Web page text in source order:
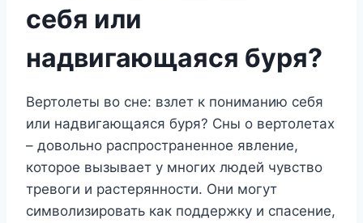
себя или
надвигающаяся буря?
Вертолеты во сне: взлет к пониманию себя
или надвигающаяся буря? Сны о вертолетах
– довольно распространенное явление,
которое вызывает у многих людей чувство
тревоги и растерянности. Они могут
символизировать как поддержку и спасение,